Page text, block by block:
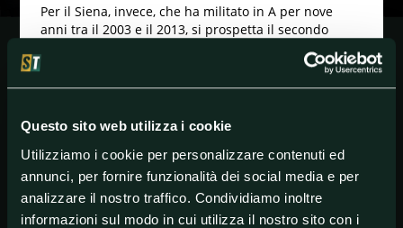
Questo sito web utilizza i cookie
Utilizziamo i cookie per personalizzare contenuti ed
annunci, per fornire funzionalità dei social media e per
analizzare il nostro traffico. Condividiamo inoltre
informazioni sul modo in cui utilizza il nostro sito con i
Per il Siena, invece, che ha militato in A per nove
anni tra il 2003 e il 2013, si prospetta il secondo
fallimento in sei anni dopo quello del 2014 quando
la società subì la revoca dell'affiliazione alla
Figc dopo la mancata iscrizione alla Serie B: il club fu
il professionismo e spingersi fino alla finale playoff
Si aprono quindi tre posti per i ripescaggi: in pole
Ravenna e Giana Erminio, retrocesse ai playout.